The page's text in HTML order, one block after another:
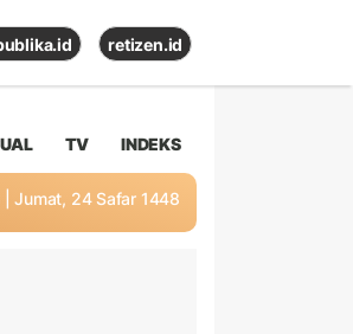
retizen.id
TV INDEKS
| Jumat, 24 Safar 1448